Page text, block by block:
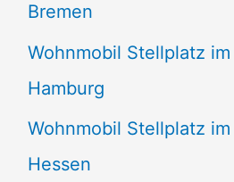
Bremen
Wohnmobil Stellplatz
Hamburg
Wohnmobil Stellplatz
Hessen